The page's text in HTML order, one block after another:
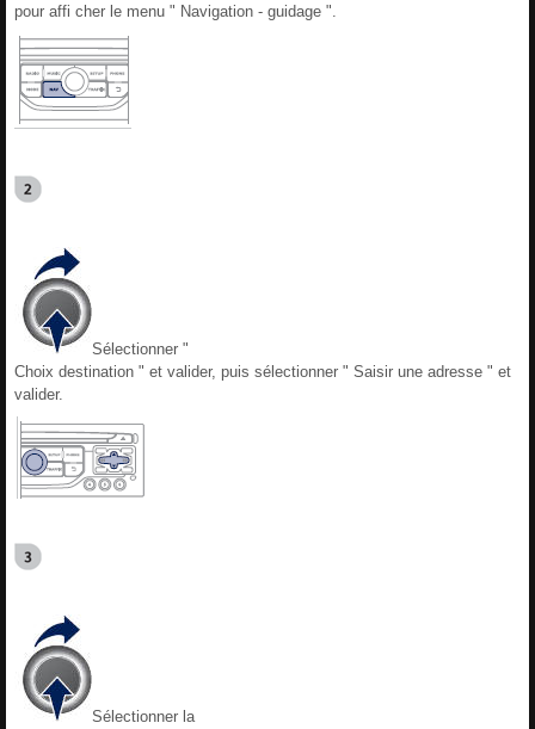
pour affi cher le menu " Navigation - guidage ".
Sélectionner "
Choix destination " et valider, puis sélectionner " Saisir une adresse " et
valider.
Sélectionner la